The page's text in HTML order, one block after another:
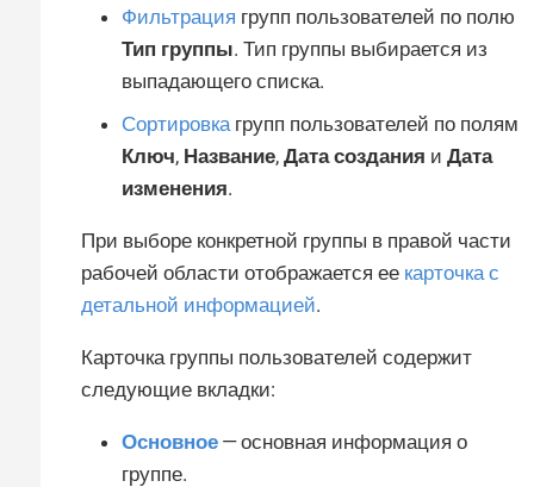
Фильтрация групп пользователей по полю
Тип группы. Тип группы выбирается из
выпадающего списка.
Сортировка групп пользователей по полям
Ключ, Название, Дата создания и Дата
изменения.
При выборе конкретной группы в правой части
рабочей области отображается ее карточка с
детальной информацией.
Карточка группы пользователей содержит
следующие вкладки:
Основное — основная информация о
группе.